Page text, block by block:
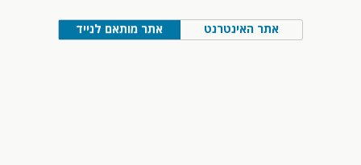
אתר מותאם לנייד אתר האינטרנט